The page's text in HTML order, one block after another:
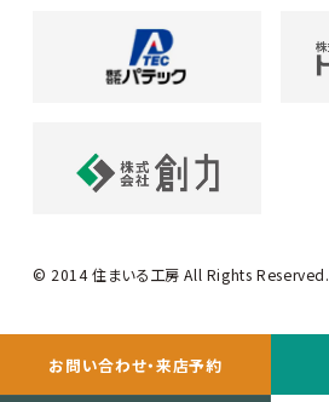
お問い合わせ・来店予約
© 2014 住まいる工房 All Rights Reserved.